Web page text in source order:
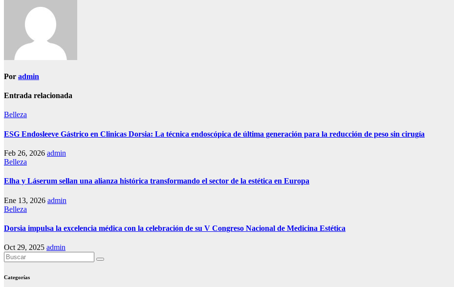
Por admin
Entrada relacionada
Belleza
ESG Endosleeve Gástrico en Clinicas Dorsia: La técnica endoscópica de última generación para la reducción de peso sin cirugía
Feb 26, 2026 admin
Belleza
Elha y Láserum sellan una alianza histórica transformando el sector de la estética en Europa
Ene 13, 2026 admin
Belleza
Dorsia impulsa la excelencia médica con la celebración de su V Congreso Nacional de Medicina Estética
Oct 29, 2025 admin
Categorías